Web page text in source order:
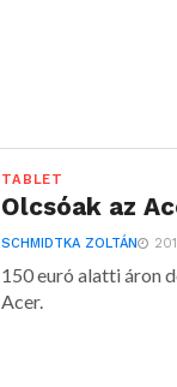
TABLET
Olcsóak az
SCHMIDTKA ZOLTÁN
150 euró alatti áron
Acer.